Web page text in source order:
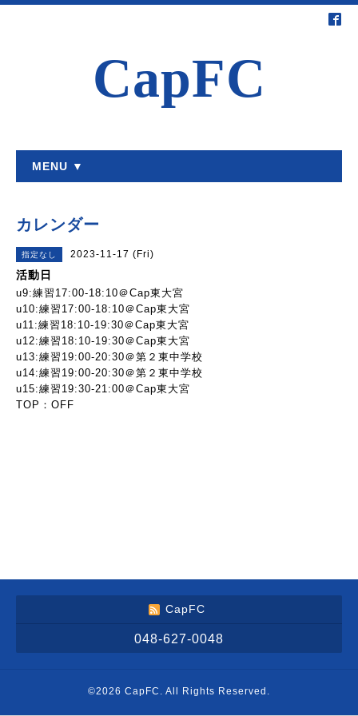
CapFC
MENU ▼
カレンダー
指定なし 2023-11-17 (Fri)
活動日
u9:練習17:00-18:10＠Cap東大宮
u10:練習17:00-18:10＠Cap東大宮
u11:練習18:10-19:30＠Cap東大宮
u12:練習18:10-19:30＠Cap東大宮
u13:練習19:00-20:30＠第２東中学校
u14:練習19:00-20:30＠第２東中学校
u15:練習19:30-21:00＠Cap東大宮
TOP：OFF
CapFC
048-627-0048
©2026 CapFC . All Rights Reserved.